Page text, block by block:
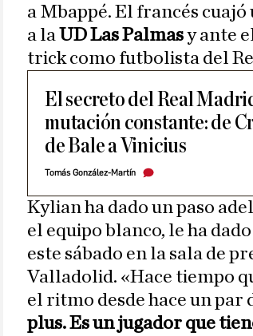
a Mbappé. El francés
a laUD Las Palmasy ante
trick como futbolista del
El secreto del Real
mutación constante: de
de Bale a Vinicius
Tomás González-Martín
Kylian ha dado un paso
el equipo blanco, le ha
este sábado en la sala de
Valladolid. «Hace tiempo
el ritmo desde hace un par
plus. Es un jugador que